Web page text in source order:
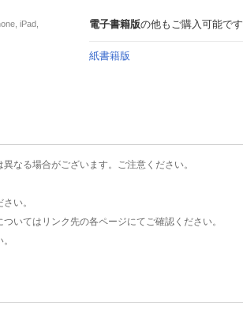
iPad,
電子書籍版の他もご購入可能です
紙書籍版
なる場合がございます。ご注意ください。
い。
いてはリンク先の各ページにてご確認ください。